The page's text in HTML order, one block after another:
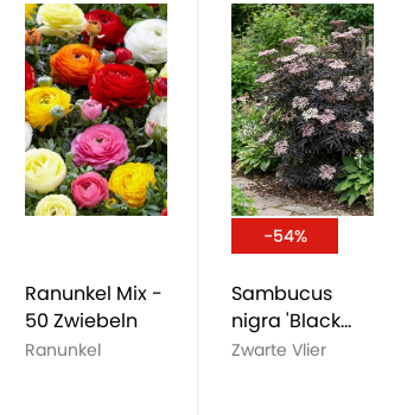
Ranunkel Mix -
50 Zwiebeln
Ranunkel
-54%
Sambucus
nigra 'Black
Lace'
Zwarte Vlier